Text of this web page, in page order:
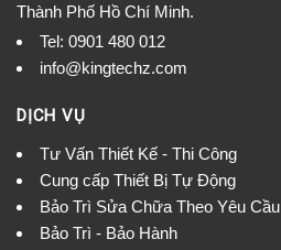
Thành Phố Hồ Chí Minh.
Tel: 0901 480 012
info@kingtechz.com
DỊCH VỤ
Tư Vấn Thiết Kế - Thi Công
Cung cấp Thiết Bị Tự Động
Bảo Trì Sửa Chữa Theo Yêu Cầu
Bảo Trì - Bảo Hành